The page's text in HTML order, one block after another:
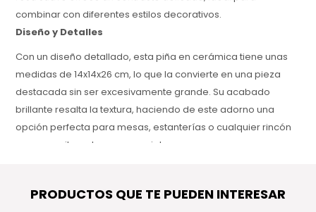
combinar con diferentes estilos decorativos.
Diseño y Detalles
Con un diseño detallado, esta piña en cerámica tiene unas
medidas de 14x14x26 cm, lo que la convierte en una pieza
destacada sin ser excesivamente grande. Su acabado
brillante resalta la textura, haciendo de este adorno una
opción perfecta para mesas, estanterías o cualquier rincón
que necesite un toque especial.
combine elegancia y modernidad, este adorno de la marca
PRODUCTOS QUE TE PUEDEN INTERESAR